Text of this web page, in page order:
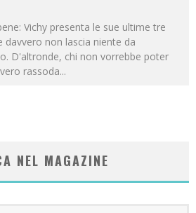
Vichy presenta le sue ultime tre
davvero non lascia niente da
D'altronde, chi non vorrebbe poter
rassoda...
NEL MAGAZINE